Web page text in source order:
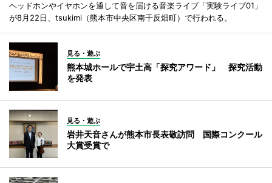
ヘッドホンやイヤホンを通して音を届ける音楽ライブ「実験ライブ01」
が8月22日、tsukimi（熊本市中央区南千反畑町）で行われる。
見る・遊ぶ
熊本城ホールで宇土高「探究アワード」 探究活動
を発表
見る・遊ぶ
岩井天音さんが熊本市長表敬訪問 国際コンクール
大賞受賞で